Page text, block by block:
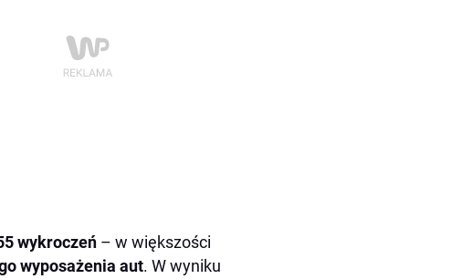
wykroczeń – w większości
wyposażenia aut. W wyniku